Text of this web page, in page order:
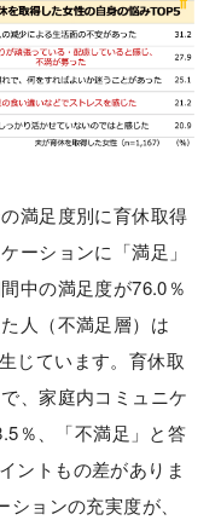
満足度別に育休取得
ーションに「満足」
中の満足度が76.0％
人（不満足層）は
じています。育休取
、家庭内コミュニケ
％、「不満足」と答
ントもの差がありま
ョンの充実度が、